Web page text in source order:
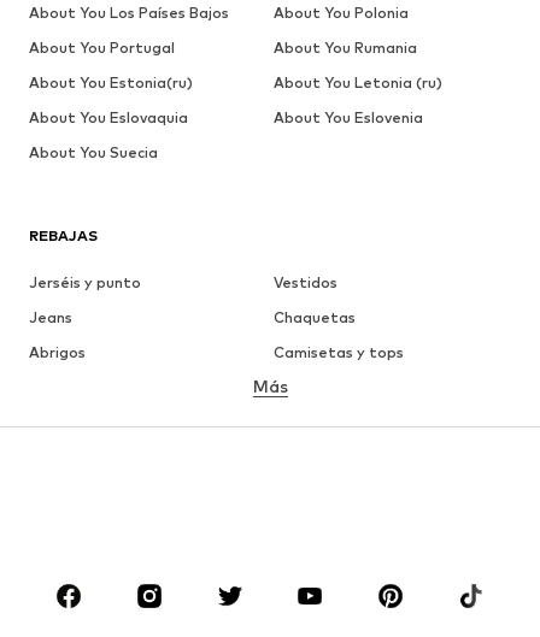
REBAJAS
Jerséis y punto
Vestidos
Jeans
Chaquetas
Abrigos
Camisetas y tops
Ropa interior
Faldas
Blusas y camisas
Zapatos
Deporte
Más
About You Los Países Bajos
About You Polonia
About You Portugal
About You Rumania
About You Estonia(ru)
About You Letonia (ru)
About You Eslovaquia
About You Eslovenia
About You Suecia